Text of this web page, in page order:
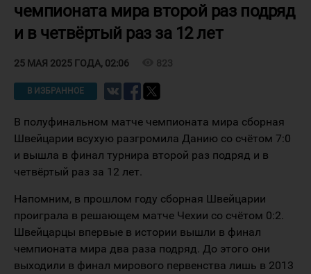
чемпионата мира второй раз подряд
и в четвёртый раз за 12 лет
25 МАЯ 2025 ГОДА, 02:06 823
В ИЗБРАННОЕ
В полуфинальном матче чемпионата мира сборная
Швейцарии всухую разгромила Данию со счётом 7:0
и вышла в финал турнира второй раз подряд и в
четвёртый раз за 12 лет.
Напомним, в прошлом году сборная Швейцарии
проиграла в решающем матче Чехии со счётом 0:2.
Швейцарцы впервые в истории вышли в финал
чемпионата мира два раза подряд. До этого они
выходили в финал мирового первенства лишь в 2013